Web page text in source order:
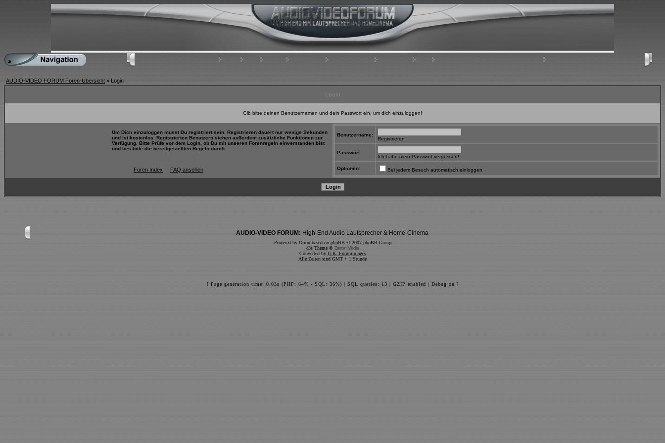
AUDIO-VIDEO FORUM Foren-Übersicht » Login
Gib bitte deinen Benutzernamen und dein Passwort ein, um dich einzuloggen!
Um Dich einzuloggen musst Du registriert sein. Registrieren dauert nur wenige Sekunden
und ist kostenlos. Registrierten Benutzern stehen außerdem zusätzliche Funktionen zur
Verfügung. Bitte Prüfe vor dem Login, ob Du mit unseren Forenregeln einverstanden bist
und lies bitte die bereitgestellten Regeln durch.
Foren Index | FAQ ansehen
Benutzername:
Registrieren
Passwort:
Ich habe mein Passwort vergessen!
Optionen: Bei jedem Besuch automatisch einloggen
AUDIO-VIDEO FORUM: High-End Audio Lautsprecher & Home-Cinema
Powered by Orionbased on phpBB © 2007 phpBB Group
c3s Theme © Zarron Media
Converted by U.K. Forumimages
Alle Zeiten sind GMT + 1 Stunde
[ Page generation time: 0.03s (PHP: 64% - SQL: 36%) | SQL queries: 13 | GZIP enabled | Debug on ]